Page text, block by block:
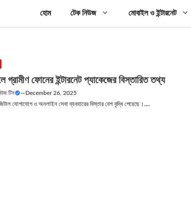
হোম টেক নিউজ মোবাইল ও ইন্টারনেট
গ্রামীণ ফোনের ইন্টারনেট প্যাকেজের বিস্তারিত তথ্য
টিম —December 26, 2025
যোগাযোগ ও অনলাইন সেবা ব্যবহারের বিস্তার বেশ বৃদ্ধি পেয়েছে।....